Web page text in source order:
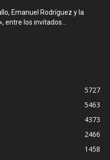
Emanuel Rodríguez y la
entre los invitados...
5727
5463
4373
2466
1458